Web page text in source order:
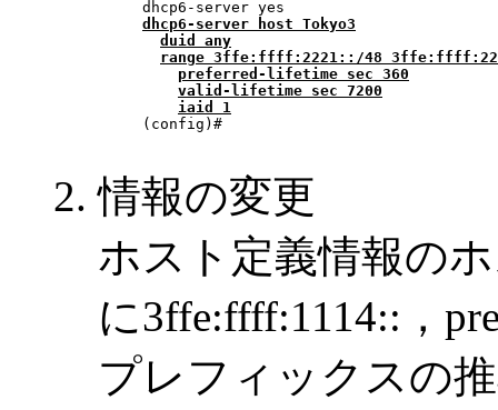
dhcp6-server host Tokyo3
duid any
range 3ffe:ffff:2221:: /48
preferred-lifetime sec 360
valid-lifetime sec 7200
iaid 1
(config)#
情報の変更
ホスト定義情報の
に3ffe:ffff:1114::，
プレフィックスの